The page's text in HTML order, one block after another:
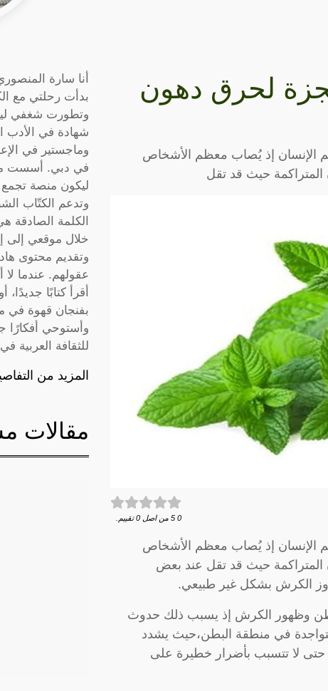
لحرق دهون
الإنسان إذ يُصاب معظم الأشخاص
حيث قد تقل
0
5 من اصل 0 تقييم.
الإنسان إذ يُصاب معظم الأشخاص
المتراكمة حيث قد تقل عند بعض
الكرش بشكل غير طبيعي.
وظهور الكرش إذ يسبب ذلك حدوث
في منطقة البطن،حيث يشدد
لا تتسبب بأضرار خطيرة على
أنا سارة
بدأت رحلتي مع
وتطورت شغفي
شهادة في الأدب
وماجستير في
في دبي. أسست
ليكون منصة تجمع
وتدعم الكتّاب
الكلمة الصادقة
خلال موقعي إلى
وتقديم محتوى
عقولهم. عندما لا
أقرأ كتابًا
بفنجان قهوة في
وأستوحي أفكارًا
للثقافة العربية
المزيد من
مقالات